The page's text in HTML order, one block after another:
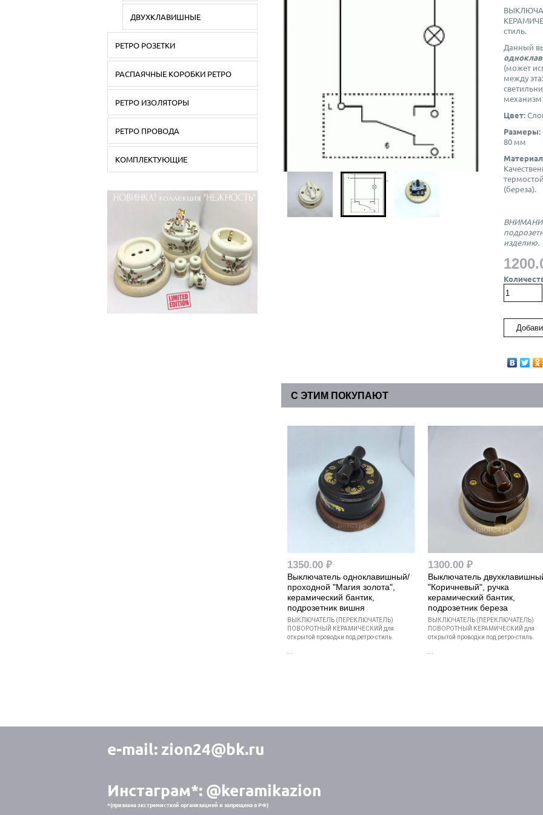
ДВУХКЛАВИШНЫЕ
РЕТРО РОЗЕТКИ
РАСПАЯЧНЫЕ КОРОБКИ РЕТРО
РЕТРО ИЗОЛЯТОРЫ
РЕТРО ПРОВОДА
КОМПЛЕКТУЮЩИЕ
стиль.
Данный
(может
между
механизм
Цвет:
Размеры:
80 мм
Материал
(береза).
изделию.
С ЭТИМ ПОКУПАЮТ
1350.00 ₽
Выключатель одноклавишный/
проходной "Магия золота",
керамический бантик,
подрозетник вишня
ВЫКЛЮЧАТЕЛЬ (ПЕРЕКЛЮЧАТЕЛЬ)
ПОВОРОТНЫЙ КЕРАМИЧЕСКИЙ для
открытой проводки под ретро-стиль.
...
1300.00 ₽
Выключатель
"Коричневый", ручка
керамический бантик,
подрозетник береза
ВЫКЛЮЧАТЕЛЬ (ПЕРЕКЛЮЧАТЕЛЬ)
ПОВОРОТНЫЙ КЕРАМИЧЕСКИЙ для
открытой проводки под ретро-стиль.
...
e-mail: zion24@bk.ru
Инстаграм*: @keramikazion
*(признана экстремисткой организацией и запрещена в РФ)